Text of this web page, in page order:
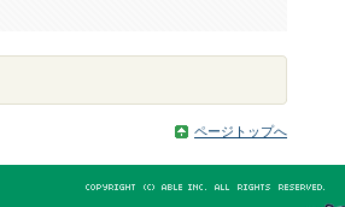
ページトップへ